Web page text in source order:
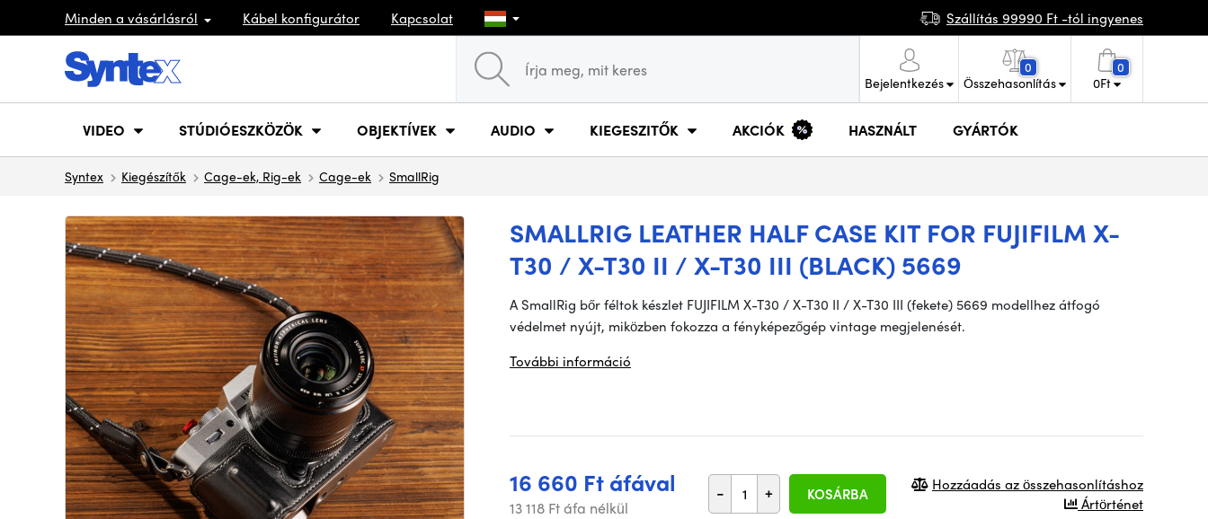
Minden a vásárlásról Kábel konfigurátor Kapcsolat Szállítás 99990 Ft -tól ingyenes
Bejelentkezés
0
Összehasonlítás
0
0Ft
VIDEO STÚDIÓESZKÖZÖK OBJEKTÍVEK AUDIO KIEGESZITŐK AKCIÓK HASZNÁLT GYÁRTÓK
Syntex Kiegészítők Cage-ek, Rig-ek Cage-ek SmallRig
SMALLRIG LEATHER HALF CASE KIT FOR FUJIFILM X-
T30 / X-T30 II / X-T30 III (BLACK) 5669
A SmallRig bőr féltok készlet FUJIFILM X-T30 / X-T30 II / X-T30 III (fekete) 5669 modellhez átfogó
védelmet nyújt, miközben fokozza a fényképezőgép vintage megjelenését.
További információ
16 660 Ft áfával
13 118 Ft áfa nélkül
- + KOSÁRBA
Hozzáadás az összehasonlításhoz
Ártörténet